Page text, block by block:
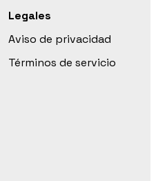
Legales
Aviso de privacidad
Términos de servicio